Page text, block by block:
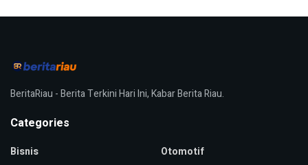
BeritaRiau - Berita Terkini Hari Ini, Kabar Berita Riau.
Categories
Bisnis
Otomotif